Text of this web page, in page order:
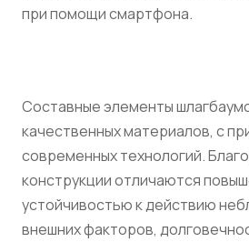
при помощи смартфона.
Составные элементы
качественных материалов, с
современных технологий.
конструкции отличаются
устойчивостью к действию
внешних факторов,